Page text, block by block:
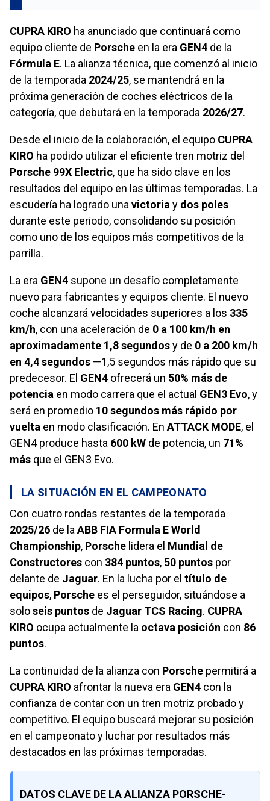
CUPRA KIRO ha anunciado que continuará como
equipo cliente de Porsche en la era GEN4 de la
Fórmula E. La alianza técnica, que comenzó al inicio
de la temporada 2024/25, se mantendrá en la
próxima generación de coches eléctricos de la
categoría, que debutará en la temporada 2026/27.
Desde el inicio de la colaboración, el equipo CUPRA
KIRO ha podido utilizar el eficiente tren motriz del
Porsche 99X Electric, que ha sido clave en los
resultados del equipo en las últimas temporadas. La
escudería ha logrado una victoria y dos poles
durante este periodo, consolidando su posición
como uno de los equipos más competitivos de la
parrilla.
La era GEN4 supone un desafío completamente
nuevo para fabricantes y equipos cliente. El nuevo
coche alcanzará velocidades superiores a los 335
km/h, con una aceleración de 0 a 100 km/h en
aproximadamente 1,8 segundosy de 0 a 200 km/h
en 4,4 segundos —1,5 segundos más rápido que su
predecesor. El GEN4 ofrecerá un 50% más de
potencia en modo carrera que el actual GEN3 Evo, y
será en promedio 10 segundos más rápido por
vuelta en modo clasificación. En ATTACK MODE, el
GEN4 produce hasta 600 kW de potencia, un 71%
más que el GEN3 Evo.
LA SITUACIÓN EN EL CAMPEONATO
Con cuatro rondas restantes de la temporada
2025/26 de la ABB FIA Formula E World
Championship, Porsche lidera el Mundial de
Constructores con 384 puntos, 50 puntos por
delante de Jaguar. En la lucha por el título de
equipos, Porsche es el perseguidor, situándose a
soloseis puntos de Jaguar TCS Racing. CUPRA
KIRO ocupa actualmente la octava posición con 86
puntos.
La continuidad de la alianza con Porsche permitirá a
CUPRA KIRO afrontar la nueva era GEN4 con la
confianza de contar con un tren motriz probado y
competitivo. El equipo buscará mejorar su posición
en el campeonato y luchar por resultados más
destacados en las próximas temporadas.
DATOS CLAVE DE LA ALIANZA PORSCHE-